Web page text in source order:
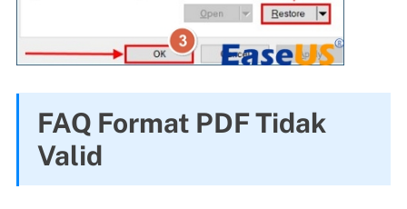
FAQ Format PDF Tidak
Valid